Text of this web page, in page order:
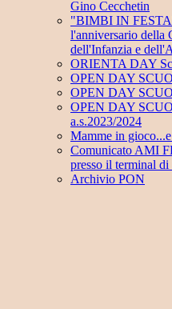
Gino Cecchetin
"BIMBI IN
l'anniversario della
dell'Infanzia e
ORIENTA DAY
OPEN DAY
OPEN DAY
OPEN DAY
a.s.2023/2024
Mamme in
Comunicato AMI
presso il terminal
Archivio PON